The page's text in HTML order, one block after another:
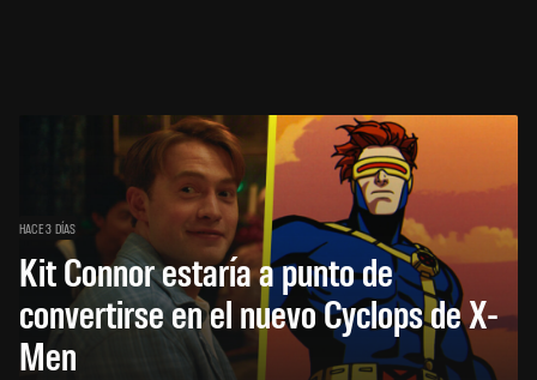
HACE 3 DÍAS
Kit Connor estaría a punto de
convertirse en el nuevo Cyclops de X-
Men